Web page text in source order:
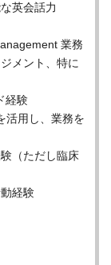
英会話力
業務
メント、特に
経験
活用し、業務を
（ただし臨床
経験